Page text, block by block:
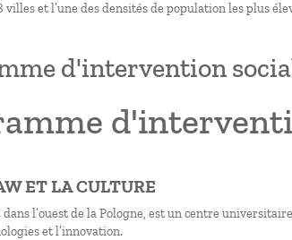
villes et l’une des densités de population les plus
d'intervention
ET LA CULTURE
dans l’ouest de la Pologne, est un centre
et l’innovation.